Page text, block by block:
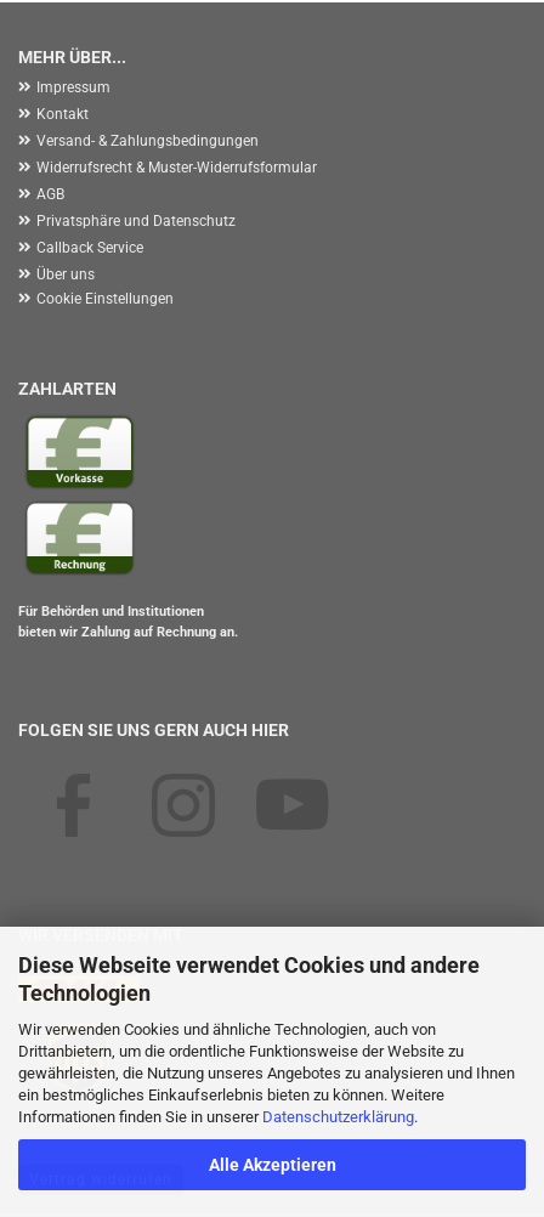
Diese Webseite verwendet Cookies und andere
Technologien
Wir verwenden Cookies und ähnliche Technologien, auch von
Drittanbietern, um die ordentliche Funktionsweise der Website zu
gewährleisten, die Nutzung unseres Angebotes zu analysieren und Ihnen
ein bestmögliches Einkaufserlebnis bieten zu können. Weitere
Informationen finden Sie in unserer Datenschutzerklärung.
Alle Akzeptieren
MEHR ÜBER...
Impressum
Kontakt
Versand- & Zahlungsbedingungen
Widerrufsrecht & Muster-Widerrufsformular
AGB
Privatsphäre und Datenschutz
Callback Service
Über uns
Cookie Einstellungen
ZAHLARTEN
Für Behörden und Institutionen
bieten wir Zahlung auf Rechnung an.
FOLGEN SIE UNS GERN AUCH HIER